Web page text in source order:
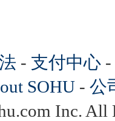
- 支付中心 -
SOHU - 公
Inc.